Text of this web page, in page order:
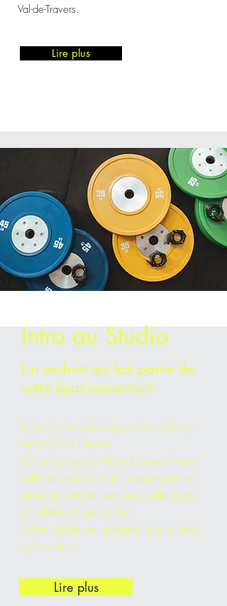
Val-de-Travers.
Lire plus
Intro au Studio
Un endroit qui fait partie de
votre épanouissement
Le Studio de coaching se situe à la rue
du Pré 10 à Fleurier.
Sa surface est de 400m2, avec fitness,
salle de cours collectif, espace pour les
sports de combat, vestiaire, salle d'eau
et cafétéria à disposition.
Accès facile en transport public ainsi
qu'en voiture.
Lire plus